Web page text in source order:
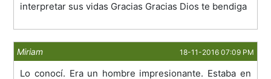
interpretar sus vidas Gracias Gracias Dios te bendiga
Miriam 18-11-2016 07:09 PM
Lo conocí. Era un hombre impresionante. Estaba en